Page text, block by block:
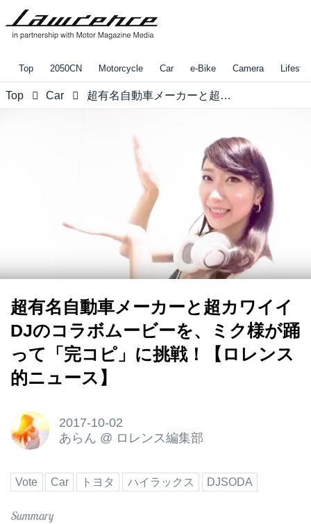
Top 2050CN Motorcycle Car e-Bike Camera
Top Car 超有名自動車メーカーと超カワイイDJのコラボムービーを、ミク様が踊って「完コピ」に挑戦！【ロレンス的ニュース】
超有名自動車メーカーと超カワイイ
DJのコラボムービーを、ミク様が踊
って「完コピ」に挑戦！【ロレンス
的ニュース】
2017-10-02
あらん @ ロレンス編集部
Vote Car トヨタ ハイラックス DJSODA